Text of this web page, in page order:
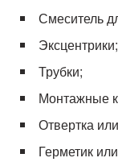
Смеситель
Эксцентрики;
Трубки;
Монтажные
Отвертка
Герметик